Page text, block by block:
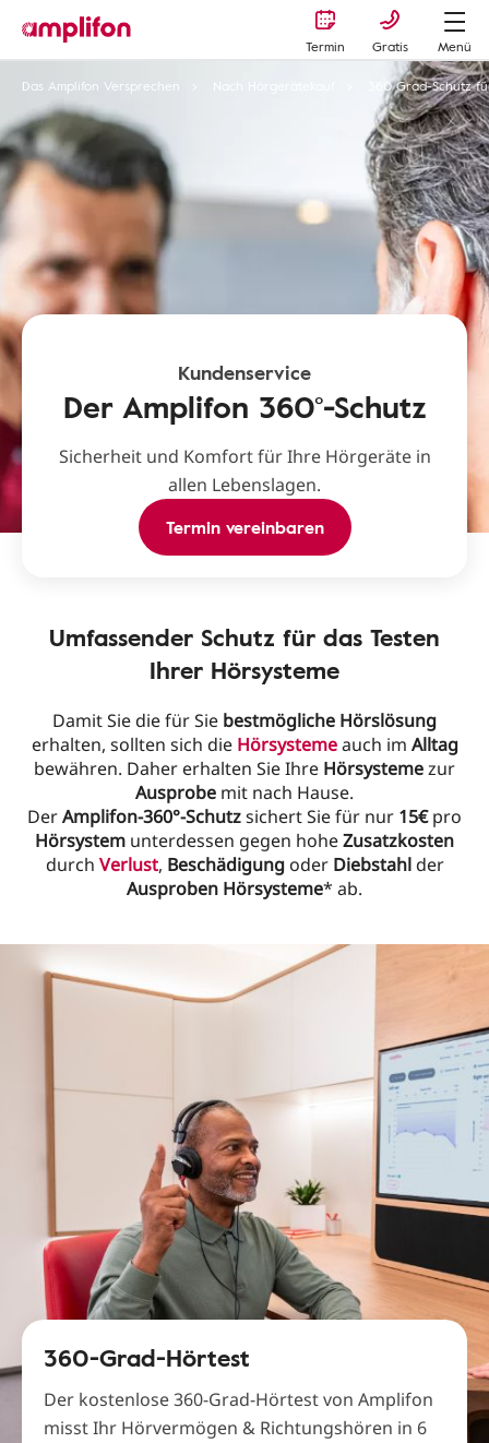
Termin Gratis
Menü
Das Amplifon Versprechen
Nach Hörgerätekauf 360 Grad-Schutz
Kundenservice
Der Amplifon 360°-Schutz
Sicherheit und Komfort für Ihre Hörgeräte in
allen Lebenslagen.
Termin vereinbaren
Umfassender Schutz für das Testen
Ihrer Hörsysteme
Damit Sie die für Sie bestmögliche Hörslösung
erhalten, sollten sich die Hörsystemeauch im Alltag
bewähren. Daher erhalten Sie Ihre Hörsystemezur
Ausprobe mit nach Hause.
DerAmplifon-360°-Schutzsichert Sie für nur 15€pro
Hörsystem unterdessen gegen hoheZusatzkosten
durch Verlust, Beschädigungoder Diebstahlder
Ausproben Hörsysteme* ab.
360-Grad-Hörtest
Der kostenlose 360-Grad-Hörtest von Amplifon
misst Ihr Hörvermögen & Richtungshören in 6